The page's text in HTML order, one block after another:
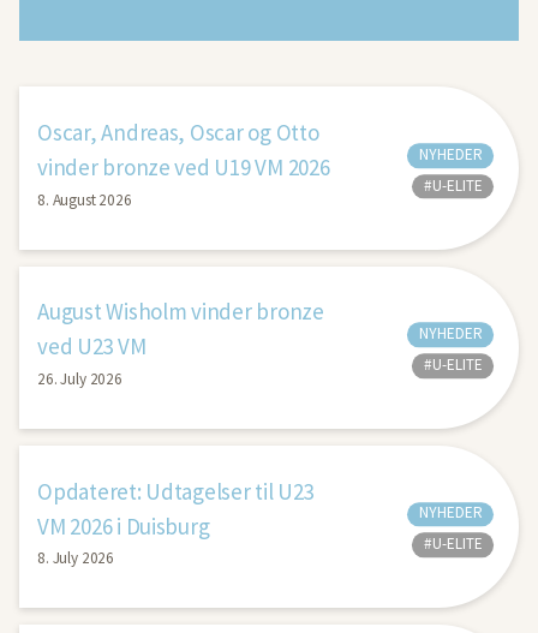
Oscar, Andreas, Oscar og Otto
vinder bronze ved U19 VM 2026
8. August 2026
NYHEDER
#U-ELITE
August Wisholm vinder bronze
ved U23 VM
26. July 2026
NYHEDER
#U-ELITE
Opdateret: Udtagelser til U23
VM 2026 i Duisburg
8. July 2026
NYHEDER
#U-ELITE